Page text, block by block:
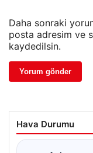
Daha sonraki
posta adresim ve
kaydedilsin.
Hava Durumu